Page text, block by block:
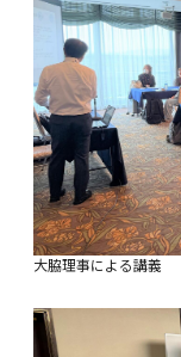
大脇理事による講義